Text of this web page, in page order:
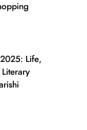
Life,
Literary